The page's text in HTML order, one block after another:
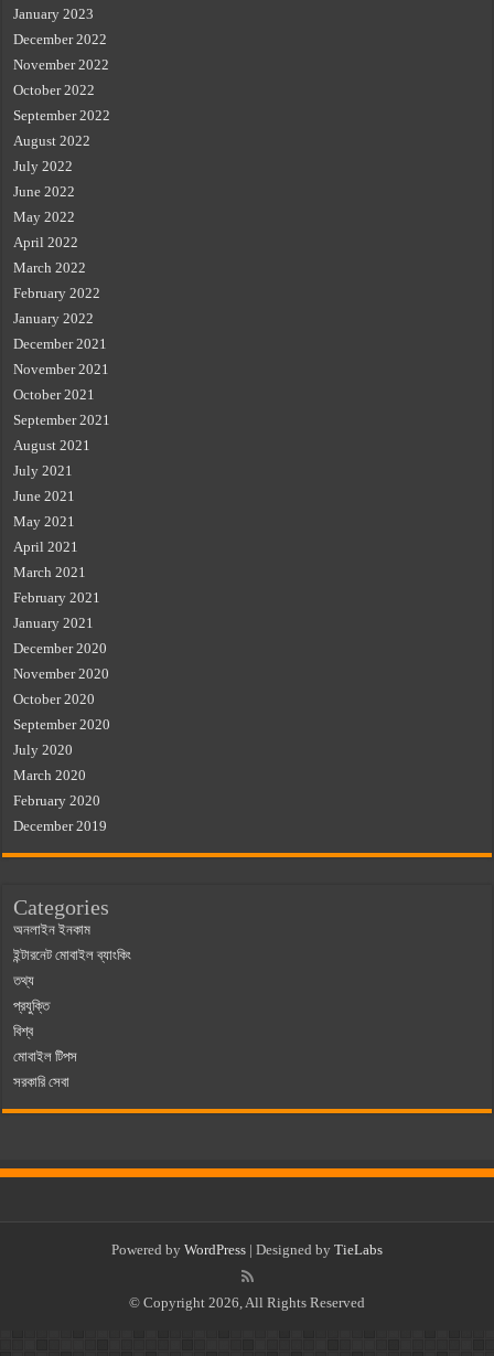
January 2023
December 2022
November 2022
October 2022
September 2022
August 2022
July 2022
June 2022
May 2022
April 2022
March 2022
February 2022
January 2022
December 2021
November 2021
October 2021
September 2021
August 2021
July 2021
June 2021
May 2021
April 2021
March 2021
February 2021
January 2021
December 2020
November 2020
October 2020
September 2020
July 2020
March 2020
February 2020
December 2019
Categories
অনলাইন ইনকাম
ইন্টারনেট মোবাইল ব্যাংকিং
তথ্য
প্রযুক্তি
বিশ্ব
মোবাইল টিপস
সরকারি সেবা
Powered by WordPress | Designed by TieLabs
© Copyright 2026, All Rights Reserved